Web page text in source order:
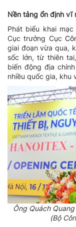
Nền tảng ổn định vĩ
Phát biểu khai
Cục trưởng Cục
giai đoạn vừa qua,
sốc lớn, từ thiên
biến động địa
nhiều quốc gia, khu
Ông Quách
(Bộ